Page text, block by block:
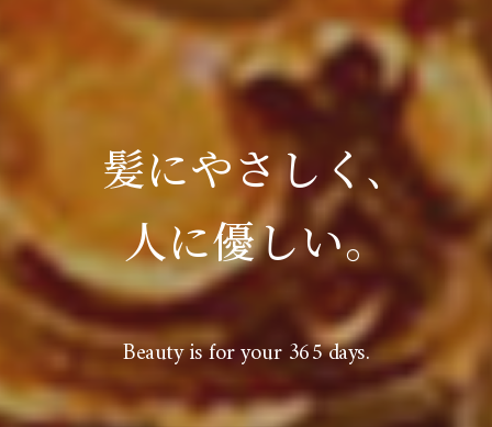
髪にやさしく､
人に優しい｡
Beauty is for your 365 days.